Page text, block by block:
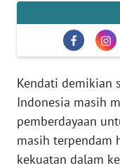
Kendati demikian
Indonesia masih
pemberdayaan
masih terpendam
kekuatan dalam
KAMI
PEDOMAN
MEDIA
REDAKSI
KARIR